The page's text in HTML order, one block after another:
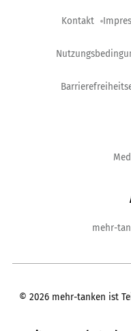
Kontakt
mehr-
© 2026 mehr-tanken ist